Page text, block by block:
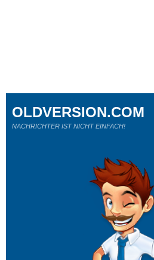
OLDVERSION.COM
NACHRICHTER IST NICHT EINFACH!